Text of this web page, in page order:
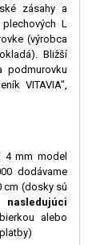
zásahy a
L
(výrobca
Bližší
podmurovku
VITAVIA",
4 mm model
dodávame
cm (dosky sú
nasledujúci
alebo